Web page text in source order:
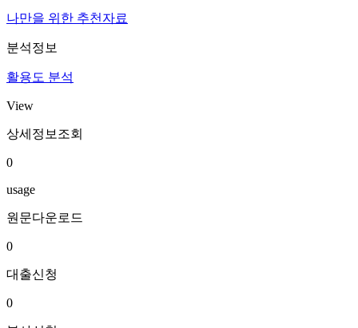
나만을 위한 추천자료
분석정보
활용도 분석
View
상세정보조회
0
usage
원문다운로드
0
대출신청
0